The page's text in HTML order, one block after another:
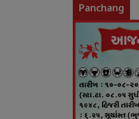
Panchang